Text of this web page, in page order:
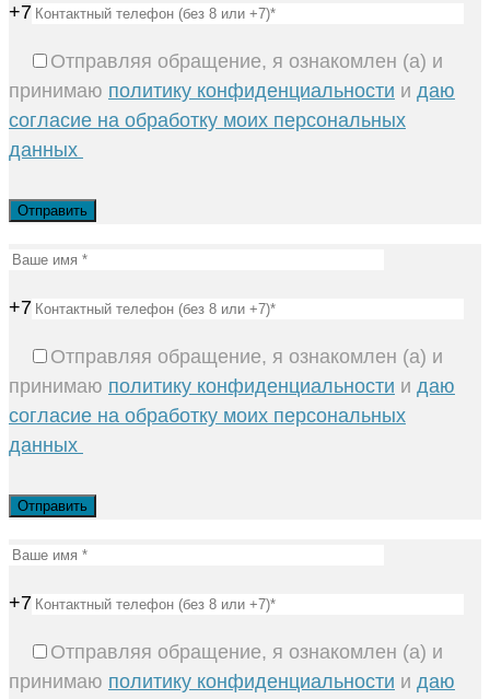
+7
Отправляя обращение, я ознакомлен (а) и
принимаю политику конфиденциальности и даю
согласие на обработку моих персональных
данных
+7
Отправляя обращение, я ознакомлен (а) и
принимаю политику конфиденциальности и даю
согласие на обработку моих персональных
данных
+7
Отправляя обращение, я ознакомлен (а) и
принимаю политику конфиденциальности и даю